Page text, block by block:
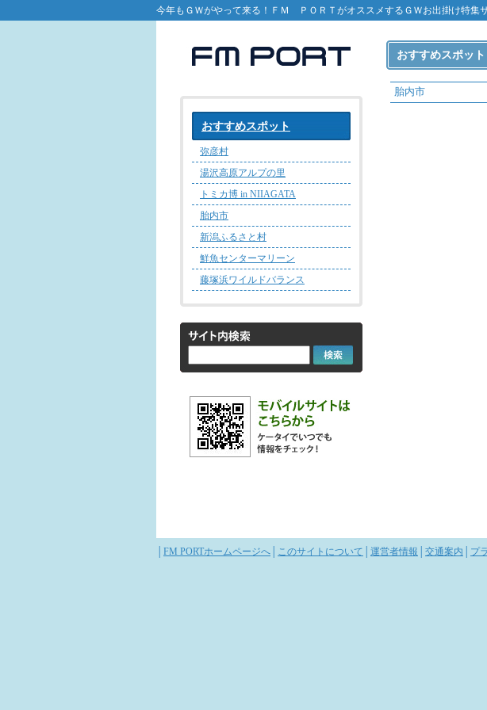
今年もＧＷがやって来る！ＦＭ ＰＯＲＴがオススメするＧＷお出掛け特集
おすすめスポット
弥彦村
湯沢高原アルプの里
トミカ博 in NIIAGATA
胎内市
新潟ふるさと村
鮮魚センターマリーン
藤塚浜ワイルドバランス
おすすめスポット
胎内市
FM PORTホームページへ このサイトについて 運営者情報 交通案内 プ